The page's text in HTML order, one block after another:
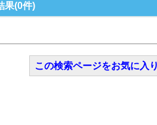
果(0件)
この検索ページをお気に入